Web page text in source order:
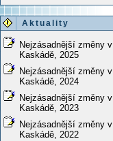
Aktuality
Nejzásadnější změny v
Kaskádě, 2025
Nejzásadnější změny v
Kaskádě, 2024
Nejzásadnější změny v
Kaskádě, 2023
Nejzásadnější změny v
Kaskádě, 2022